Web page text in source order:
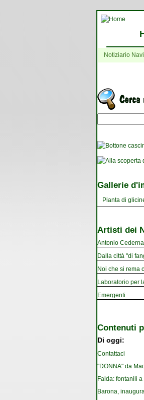
Notiziario
Maschera
Gallerie
Pianta di
Artisti dei
Antonio
Dalla città "di
Noi che si rema
Laboratorio per
Emergenti
Contenuti
Di oggi:
Contattaci
"DONNA" da
Falda: fontanili
Barona,